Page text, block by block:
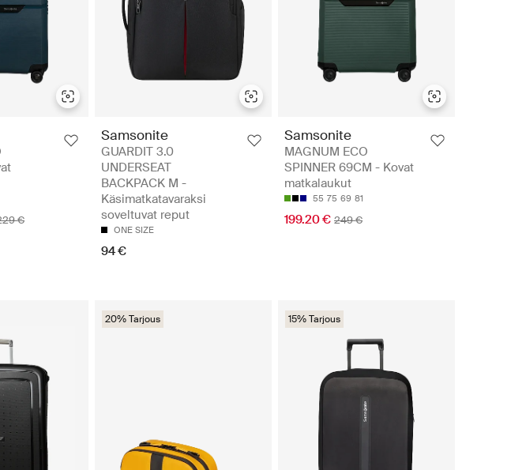
€
Samsonite
GUARDIT 3.0
UNDERSEAT
BACKPACK M -
Käsimatkatavaraksi
soveltuvat reput
ONE SIZE
94 €
Samsonite
MAGNUM ECO
SPINNER 69CM - Kovat
matkalaukut
55 75 69 81
199.20 € 249 €
20% Tarjous 15% Tarjous